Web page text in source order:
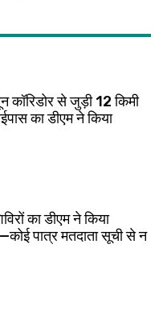
कॉरिडोर से जुड़ी 12 किमी
का डीएम ने किया
का डीएम ने किया
पात्र मतदाता सूची से न